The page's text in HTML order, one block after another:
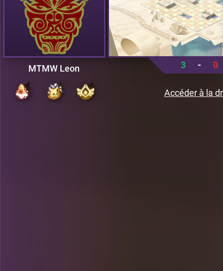
MTMW Leon 3 - 0
Accéder à la